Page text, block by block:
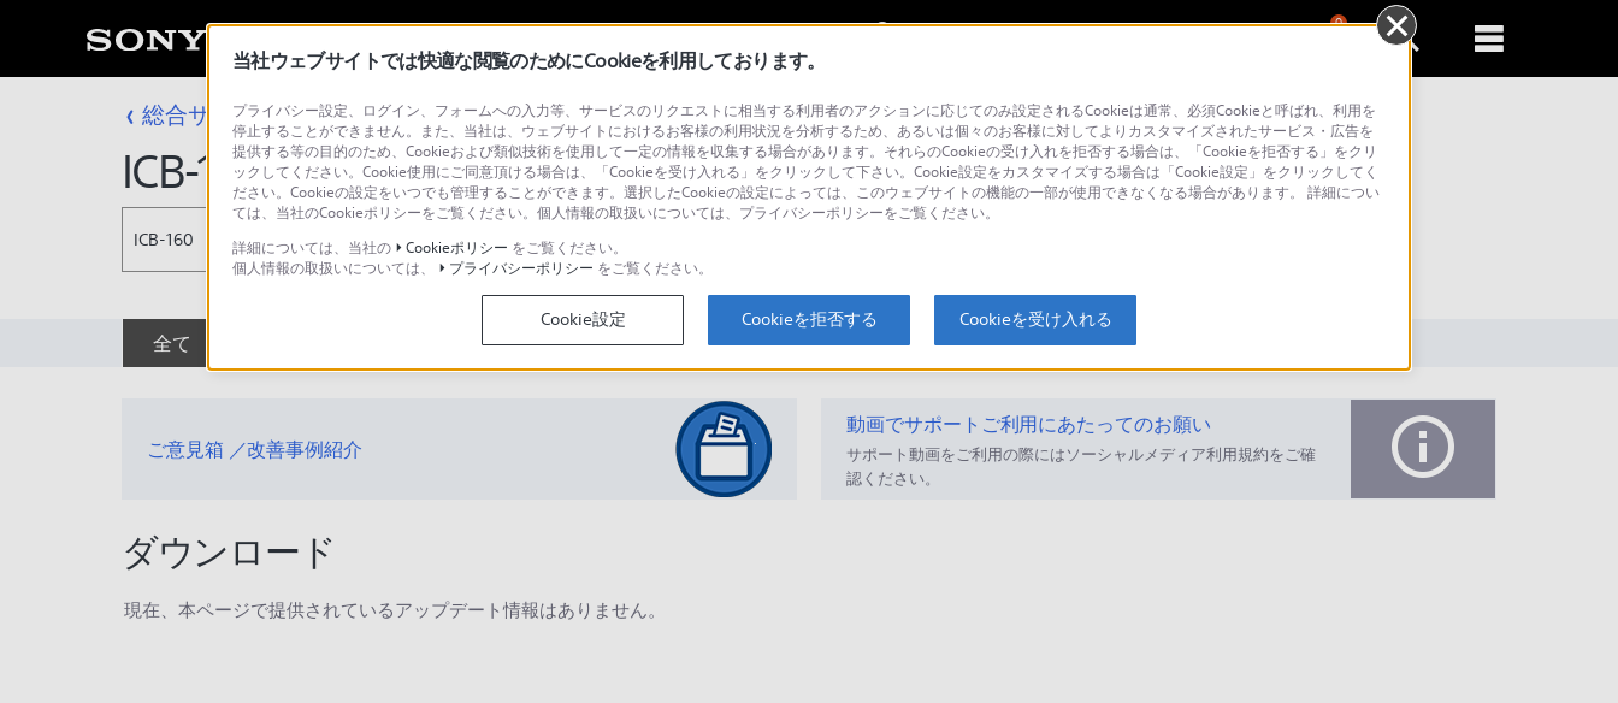
0
総合サポート・お問い合わせ ヘッドホン／オーディオ／ビデオ
ICB-160
ICB-160
全て 取扱説明書 Q&A
ご意見箱 ／改善事例紹介
動画でサポートご利用にあたってのお願い
サポート動画をご利用の際にはソーシャルメディア利用規約をご確
認ください。
ダウンロード
現在、本ページで提供されているアップデート情報はありません。
当社ウェブサイトでは快適な閲覧のためにCookieを利用しております。
プライバシー設定、ログイン、フォームへの入力等、サービスのリクエストに相当する利用者のアクションに応じてのみ設定されるCookieは通常、必須Cookieと呼ばれ、利用を
停止することができません。また、当社は、ウェブサイトにおけるお客様の利用状況を分析するため、あるいは個々のお客様に対してよりカスタマイズされたサービス・広告を
提供する等の目的のため、Cookieおよび類似技術を使用して一定の情報を収集する場合があります。それらのCookieの受け入れを拒否する場合は、「Cookieを拒否する」をクリ
ックしてください。Cookie使用にご同意頂ける場合は、「Cookieを受け入れる」をクリックして下さい。Cookie設定をカスタマイズする場合は「Cookie設定」をクリックしてく
ださい。Cookieの設定をいつでも管理することができます。選択したCookieの設定によっては、このウェブサイトの機能の一部が使用できなくなる場合があります。 詳細につい
ては、当社のCookieポリシーをご覧ください。個人情報の取扱いについては、プライバシーポリシーをご覧ください。
詳細については、当社の
Cookieポリシー をご覧ください。
個人情報の取扱いについては、
プライバシーポリシー をご覧ください。
Cookie設定 Cookieを拒否する Cookieを受け入れる